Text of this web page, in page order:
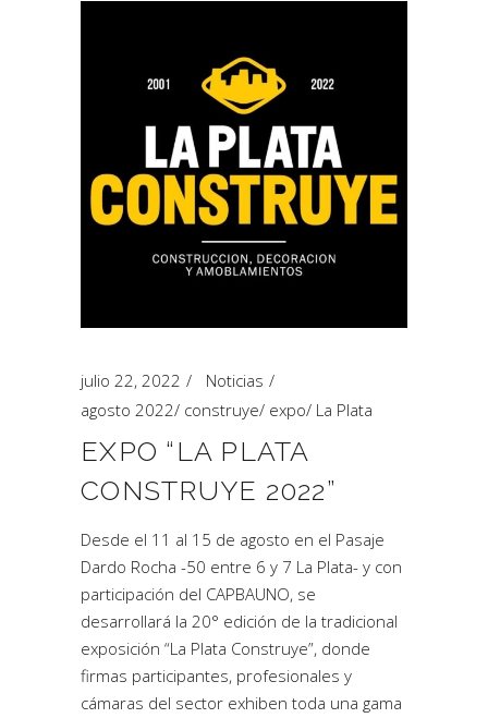
julio 22, 2022
Noticias
agosto 2022/ construye/ expo/ La Plata
EXPO “LA PLATA
CONSTRUYE 2022”
Desde el 11 al 15 de agosto en el Pasaje
Dardo Rocha -50 entre 6 y 7 La Plata- y con
participación del CAPBAUNO, se
desarrollará la 20° edición de la tradicional
exposición “La Plata Construye”, donde
firmas participantes, profesionales y
cámaras del sector exhiben toda una gama